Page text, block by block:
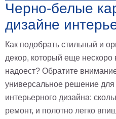
Черно-белые
дизайне
Как подобрать стильный и
декор, который еще
надоест? Обратите
универсальное решение
интерьерного дизайна:
ремонт, и полотно легко